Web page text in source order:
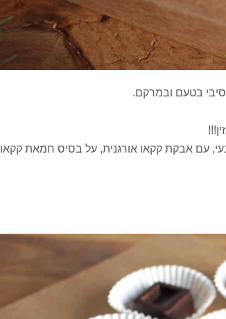
בטעם ובמרקם.
עם אבקת קקאו אורגנית, על בסיס חמאת קקאו